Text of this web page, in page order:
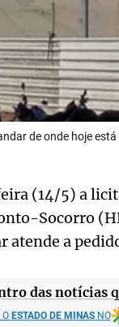
de onde hoje
(14/5) a
Socorro
atende a
das notícias
O ESTADO DE MINASNO